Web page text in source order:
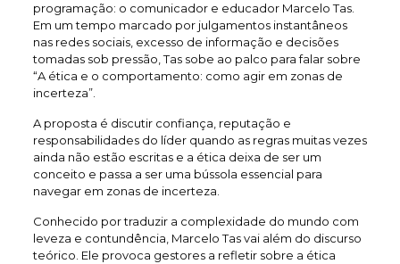
programação: o comunicador e educador Marcelo Tas.
Em um tempo marcado por julgamentos instantâneos
nas redes sociais, excesso de informação e decisões
tomadas sob pressão, Tas sobe ao palco para falar sobre
“A ética e o comportamento: como agir em zonas de
incerteza”.
A proposta é discutir confiança, reputação e
responsabilidades do líder quando as regras muitas vezes
ainda não estão escritas e a ética deixa de ser um
conceito e passa a ser uma bússola essencial para
navegar em zonas de incerteza.
Conhecido por traduzir a complexidade do mundo com
leveza e contundência, Marcelo Tas vai além do discurso
teórico. Ele provoca gestores a refletir sobre a ética